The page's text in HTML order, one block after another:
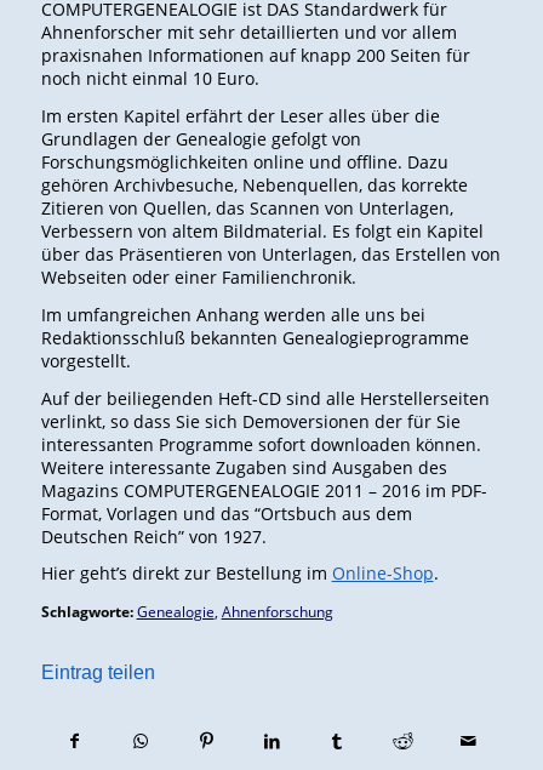
COMPUTERGENEALOGIE ist DAS Standardwerk für
Ahnenforscher mit sehr detaillierten und vor allem
praxisnahen Informationen auf knapp 200 Seiten für
noch nicht einmal 10 Euro.
Im ersten Kapitel erfährt der Leser alles über die
Grundlagen der Genealogie gefolgt von
Forschungsmöglichkeiten online und offline. Dazu
gehören Archivbesuche, Nebenquellen, das korrekte
Zitieren von Quellen, das Scannen von Unterlagen,
Verbessern von altem Bildmaterial. Es folgt ein Kapitel
über das Präsentieren von Unterlagen, das Erstellen von
Webseiten oder einer Familienchronik.
Im umfangreichen Anhang werden alle uns bei
Redaktionsschluß bekannten Genealogieprogramme
vorgestellt.
Auf der beiliegenden Heft-CD sind alle Herstellerseiten
verlinkt, so dass Sie sich Demoversionen der für Sie
interessanten Programme sofort downloaden können.
Weitere interessante Zugaben sind Ausgaben des
Magazins COMPUTERGENEALOGIE 2011 – 2016 im PDF-
Format, Vorlagen und das “Ortsbuch aus dem
Deutschen Reich” von 1927.
Hier geht’s direkt zur Bestellung im Online-Shop.
Schlagworte: Genealogie, Ahnenforschung
Eintrag teilen